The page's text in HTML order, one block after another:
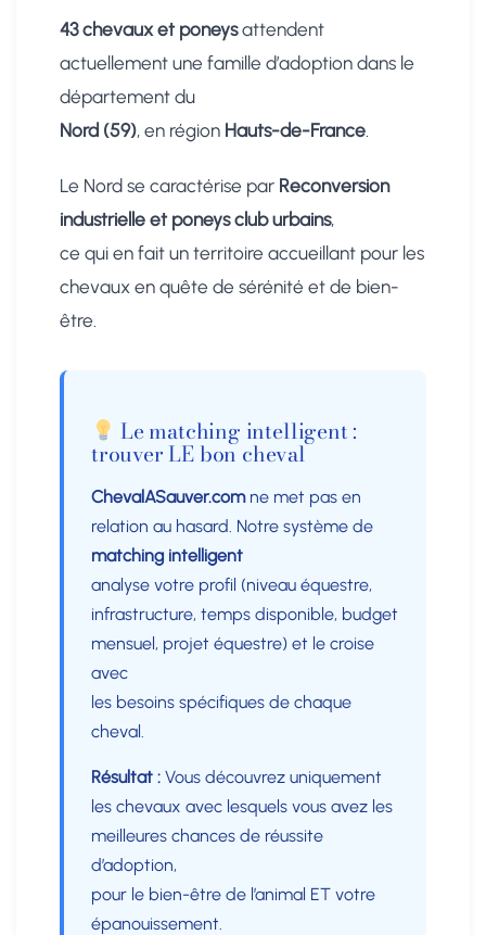
43 chevaux et poneysattendent
actuellement une famille d’adoption dans le
département du
Nord (59), en région Hauts-de-France.
Le Nord se caractérise par Reconversion
industrielle et poneys club urbains,
ce qui en fait un territoire accueillant pour les
chevaux en quête de sérénité et de bien-
être.
Le matching intelligent :
trouver LE bon cheval
ChevalASauver.comne met pas en
relation au hasard. Notre système de
matching intelligent
analyse votre profil (niveau équestre,
infrastructure, temps disponible, budget
mensuel, projet équestre) et le croise
avec
les besoins spécifiques de chaque
cheval.
Résultat : Vous découvrez uniquement
les chevaux avec lesquels vous avez les
meilleures chances de réussite
d’adoption,
pour le bien-être de l’animal ET votre
épanouissement.